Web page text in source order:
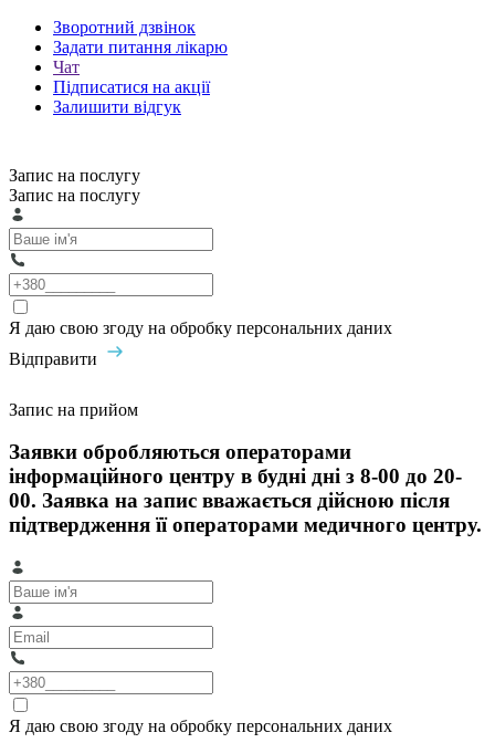
Зворотний дзвінок
Задати питання лікарю
Чат
Підписатися на акції
Залишити відгук
Запис на послугу
Запис на послугу
Я даю свою згоду на обробку персональних даних
Відправити
Запис на прийом
Заявки обробляються операторами
інформаційного центру в будні дні з 8-00 до 20-
00. Заявка на запис вважається дійсною після
підтвердження її операторами медичного центру.
Я даю свою згоду на обробку персональних даних